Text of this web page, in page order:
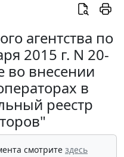
агентства по
2015 г. N 20-
во внесении
в
реестр
смотрите здесь